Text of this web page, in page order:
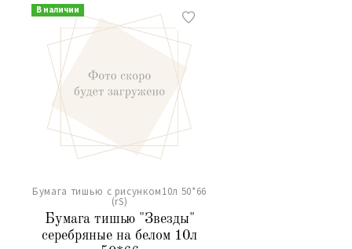
В наличии
Бумага тишью с рисунком10л 50*66
(rS)
Бумага тишью "Звезды"
серебряные на белом 10л